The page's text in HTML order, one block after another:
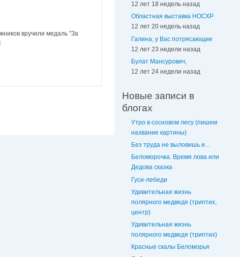
вручили медаль "За
12 лет 18 недель назад
Областная выставка НОСХР
12 лет 20 недель назад
Галина, у Вас потрясающие
12 лет 23 недели назад
Булат Мансурович,
12 лет 24 недели назад
Новые записи в
блогах
Утро в сосновом лесу (пишем
название картины)
Без труда не выловишь и...
Беломорочка. Время лова или
Дедова сказка
Гуси-лебеди
Удивительная жизнь
полярного медведя (триптих,
центр)
Удивительная жизнь
полярного медведя (триптих)
Красные скалы Беломорья